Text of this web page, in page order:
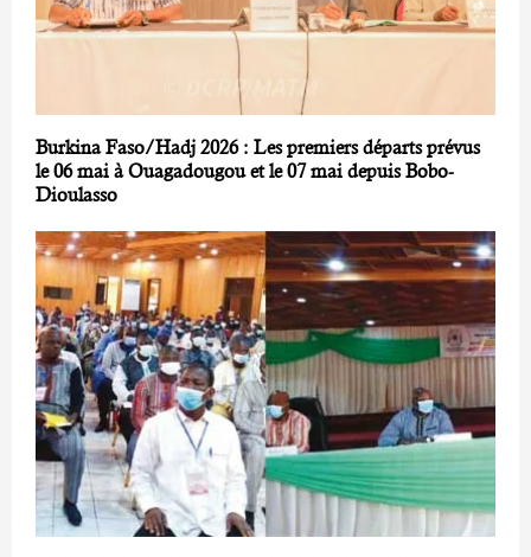
Burkina Faso/Hadj 2026 : Les premiers départs prévus
le 06 mai à Ouagadougou et le 07 mai depuis Bobo-
Dioulasso